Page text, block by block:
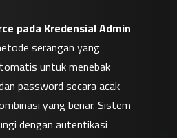
pada Kredensial Admin
serangan yang
untuk menebak
password secara acak
yang benar. Sistem
dengan autentikasi